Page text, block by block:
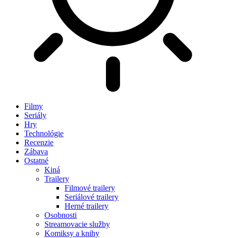
Filmy
Seriály
Hry
Technológie
Recenzie
Zábava
Ostatné
Kiná
Trailery
Filmové trailery
Seriálové trailery
Herné trailery
Osobnosti
Streamovacie služby
Komiksy a knihy